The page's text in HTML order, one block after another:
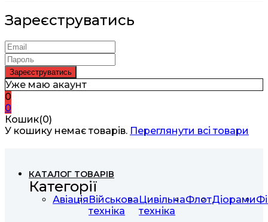
Зареєструватись
Уже маю акаунт
0
0
Кошик(0)
У кошику немає товарів. Переглянути всі товари
КАТАЛОГ ТОВАРІВ
Категорії
АвіаціяВійськова
техніка
Цивільна
техніка
ФлотДіорами